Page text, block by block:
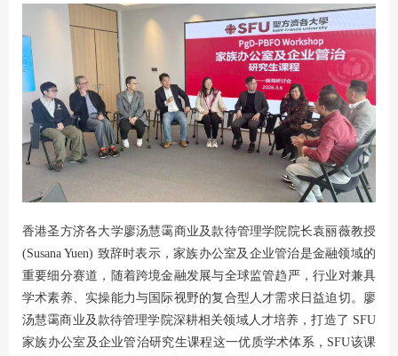
香港圣方济各大学廖汤慧霭商业及款待管理学院院长袁丽薇教授
(Susana Yuen) 致辞时表示，家族办公室及企业管治是金融领域的
重要细分赛道，随着跨境金融发展与全球监管趋严，行业对兼具
学术素养、实操能力与国际视野的复合型人才需求日益迫切。廖
汤慧霭商业及款待管理学院深耕相关领域人才培养，打造了 SFU
家族办公室及企业管治研究生课程这一优质学术体系，SFU该课